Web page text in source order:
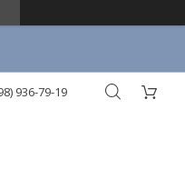
936-79-19